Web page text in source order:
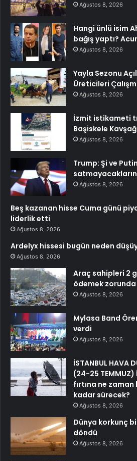
Ağustos 8, 2026
Hangi ünlü isim
bağış yaptı?
Ağustos 8, 2026
Yayla Sezonu
Üreticileri
Ağustos 8, 2026
İzmit istikameti
Başiskele
Ağustos 8, 2026
Trump: Şi ve
Ağustos 8, 2026
Beş kazanan hisse Cuma günü
liderlik etti
Ağustos 8, 2026
Ardelyx hissesi bugün neden
Ağustos 8, 2026
Araç sahipleri 2
ödemek zorunda
Ağustos 8, 2026
Mylasa Band
verdi
Ağustos 8, 2026
İSTANBUL HAVA
(24-25
fırtına ne
kadar sürecek?
Ağustos 8, 2026
Dünya korkunç
döndü
Ağustos 8, 2026